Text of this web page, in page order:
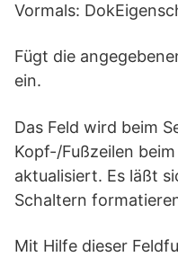
Vormals:
Fügt die
ein.
Das Feld wird beim
Kopf-/Fußzeilen
aktualisiert. Es läßt
Schaltern
Mit Hilfe dieser